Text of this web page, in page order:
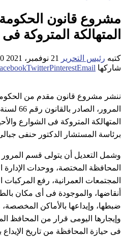
مشروع قانون
المتهالكة المتروكة
كتبه رئيس التحرير 21 نوفمبر، 2021
0 تعليقات
شاركها
TwitterPinterestEmail
ننشر مشروع قانون مقدم من
المتهالكة المتروكة فى الشوارع
برئاسة المستشار الدكتور حنفى
وشمل التعديل أن يتولى قسم
المحافظة المختصة، ووحدات الإدارة
المجتمعات العمرانية، رفع المركبات
أنقاضها، والموجودة فى أى مكان
ضبطها، وإيداعها بالأماكن المخصصة،
وإيجارها اليومى قرار من المحافظ
فى حيازة المحافظة من تاريخ الإيداع